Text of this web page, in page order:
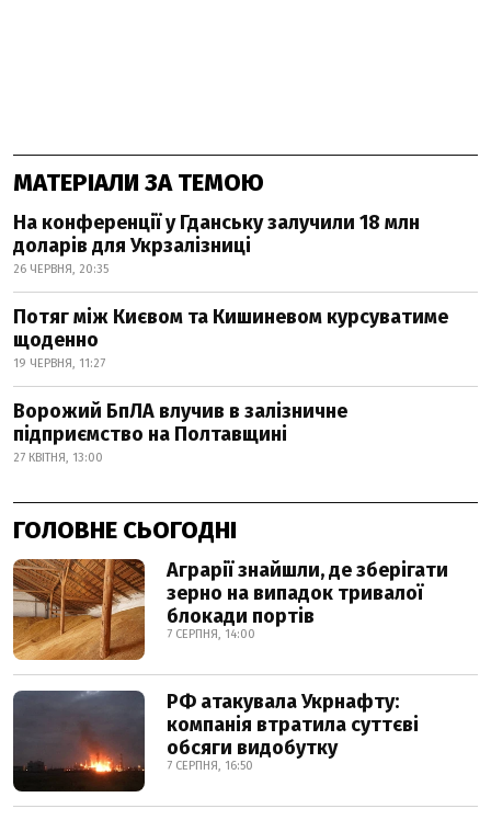
МАТЕРІАЛИ ЗА ТЕМОЮ
На конференції у Гданську залучили 18 млн
доларів для Укрзалізниці
26 ЧЕРВНЯ, 20:35
Потяг між Києвом та Кишиневом курсуватиме
щоденно
19 ЧЕРВНЯ, 11:27
Ворожий БпЛА влучив в залізничне
підприємство на Полтавщині
27 КВІТНЯ, 13:00
ГОЛОВНЕ СЬОГОДНІ
Аграрії знайшли, де зберігати
зерно на випадок тривалої
блокади портів
7 СЕРПНЯ, 14:00
РФ атакувала Укрнафту:
компанія втратила суттєві
обсяги видобутку
7 СЕРПНЯ, 16:50